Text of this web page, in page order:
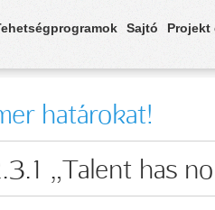
Sajtó Projekt
határokat!
„Talent has